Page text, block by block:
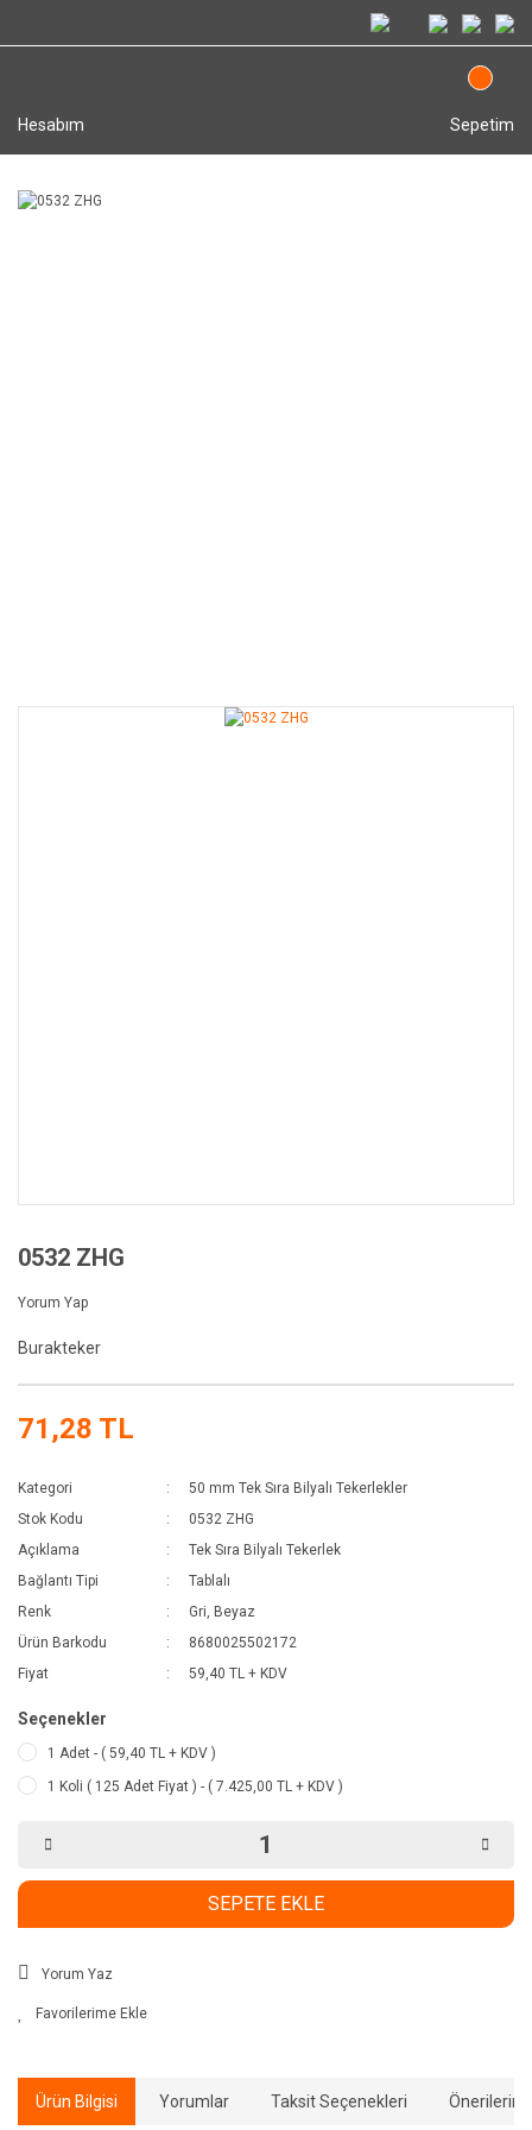
Hesabım Sepetim
0532 ZHG
Yorum Yap
Burakteker
71,28 TL
Kategori
50 mm Tek Sıra Bilyalı Tekerlekler
Stok Kodu
0532 ZHG
Açıklama
Tek Sıra Bilyalı Tekerlek
Bağlantı Tipi
Tablalı
Renk
Gri, Beyaz
Ürün Barkodu
8680025502172
Fiyat
59,40 TL + KDV
Seçenekler
1 Adet - ( 59,40 TL + KDV )
1 Koli ( 125 Adet Fiyat ) - ( 7.425,00 TL + KDV )
SEPETE EKLE
Yorum Yaz
Ürün Bilgisi Yorumlar Taksit Seçenekleri